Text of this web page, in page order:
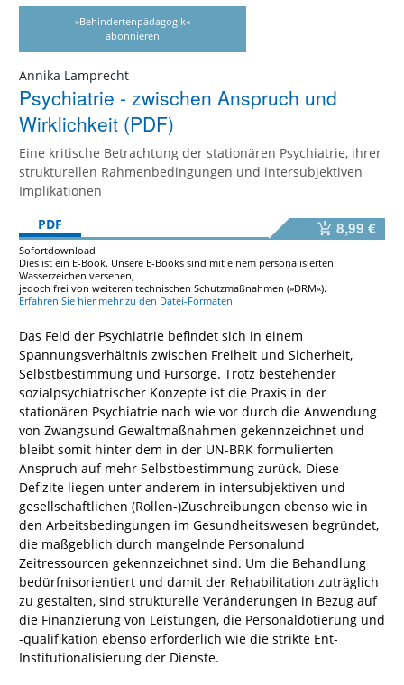
»Behindertenpädagogik«
abonnieren
Annika Lamprecht
Psychiatrie - zwischen Anspruch und
Wirklichkeit (PDF)
Eine kritische Betrachtung der stationären Psychiatrie, ihrer
strukturellen Rahmenbedingungen und intersubjektiven
Implikationen
PDF
8,99 €
Sofortdownload
Dies ist ein E-Book. Unsere E-Books sind mit einem personalisierten
Wasserzeichen versehen,
jedoch frei von weiteren technischen Schutzmaßnahmen (»DRM«).
Erfahren Sie hier mehr zu den Datei-Formaten.
Das Feld der Psychiatrie befindet sich in einem
Spannungsverhältnis zwischen Freiheit und Sicherheit,
Selbstbestimmung und Fürsorge. Trotz bestehender
sozialpsychiatrischer Konzepte ist die Praxis in der
stationären Psychiatrie nach wie vor durch die Anwendung
von Zwangsund Gewaltmaßnahmen gekennzeichnet und
bleibt somit hinter dem in der UN-BRK formulierten
Anspruch auf mehr Selbstbestimmung zurück. Diese
Defizite liegen unter anderem in intersubjektiven und
gesellschaftlichen (Rollen-)Zuschreibungen ebenso wie in
den Arbeitsbedingungen im Gesundheitswesen begründet,
die maßgeblich durch mangelnde Personalund
Zeitressourcen gekennzeichnet sind. Um die Behandlung
bedürfnisorientiert und damit der Rehabilitation zuträglich
zu gestalten, sind strukturelle Veränderungen in Bezug auf
die Finanzierung von Leistungen, die Personaldotierung und
-qualifikation ebenso erforderlich wie die strikte Ent-
Institutionalisierung der Dienste.